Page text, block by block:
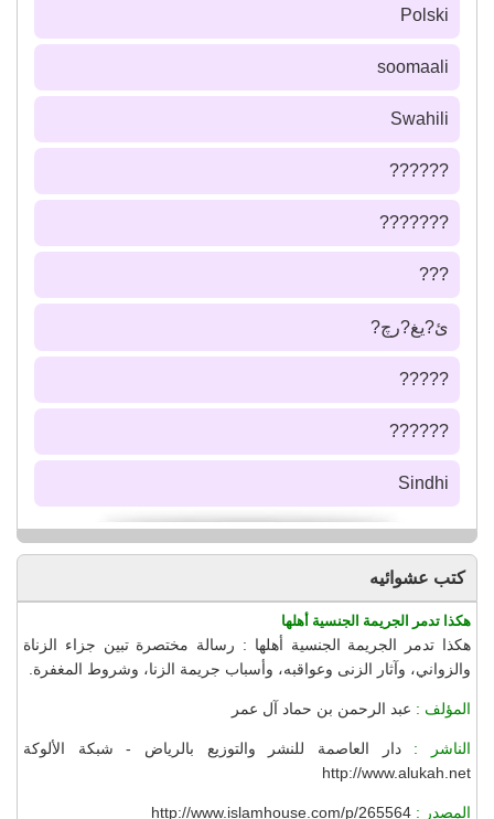
Polski
soomaali
Swahili
??????
???????
???
ئ?يغ?رچ?
?????
??????
Sindhi
كتب عشوائيه
هكذا تدمر الجريمة الجنسية أهلها
هكذا تدمر الجريمة الجنسية أهلها : رسالة مختصرة تبين جزاء الزناة
والزواني، وآثار الزنى وعواقبه، وأسباب جريمة الزنا، وشروط المغفرة.
المؤلف : عبد الرحمن بن حماد آل عمر
الناشر : دار العاصمة للنشر والتوزيع بالرياض - شبكة الألوكة
http://www.alukah.net
المصدر : http://www.islamhouse.com/p/265564